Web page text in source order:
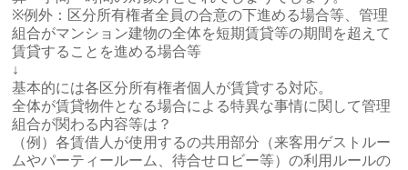
※例外：区分所有権者全員の合意の下進める場合等、管理
組合がマンション建物の全体を短期賃貸等の期間を超えて
賃貸することを進める場合等
↓
基本的には各区分所有権者個人が賃貸する対応。
全体が賃貸物件となる場合による特異な事情に関して管理
組合が関わる内容等は？
（例）各賃借人が使用するの共用部分（来客用ゲストルー
ムやパーティールーム、待合せロビー等）の利用ルールの